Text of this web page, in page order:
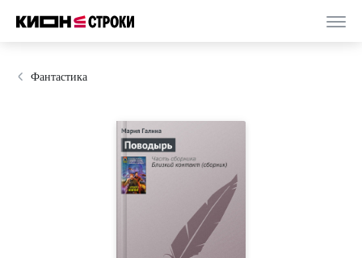
Фантастика